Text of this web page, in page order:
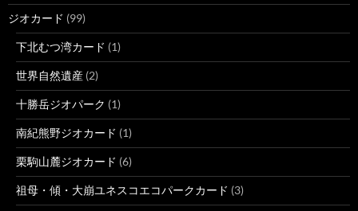
ジオカード (99)
下北むつ湾カード (1)
世界自然遺産 (2)
十勝岳ジオパーク (1)
南紀熊野ジオカード (1)
栗駒山麓ジオカード (6)
祖母・傾・大崩ユネスコエコパークカード (3)